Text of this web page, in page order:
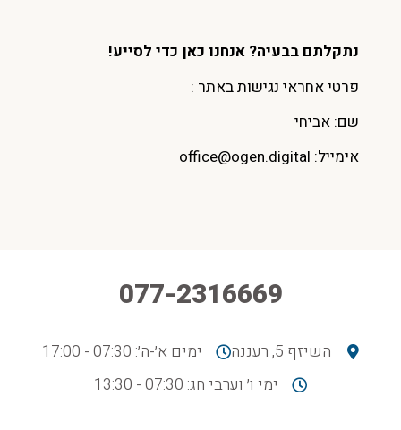
נתקלתם בבעיה? אנחנו כאן כדי לסייע!
פרטי אחראי נגישות באתר :
שם: אביחי
אימייל: office@ogen.digital
077-2316669
השיזף 5, רעננה
ימים א׳-ה׳: 07:30 - 17:00
ימי ו׳ וערבי חג: 07:30 - 13:30